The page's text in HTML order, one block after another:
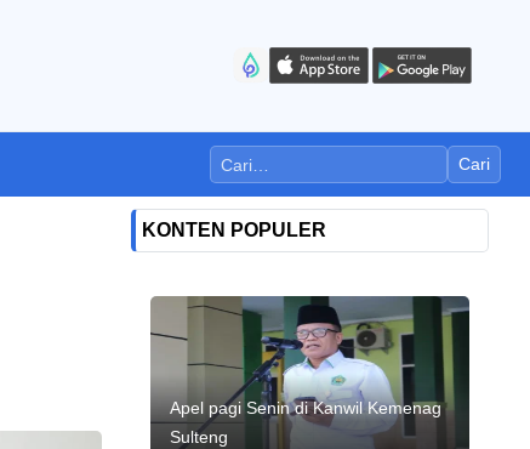
Cari
KONTEN POPULER
Apel pagi Senin di Kanwil Kemenag
Sulteng